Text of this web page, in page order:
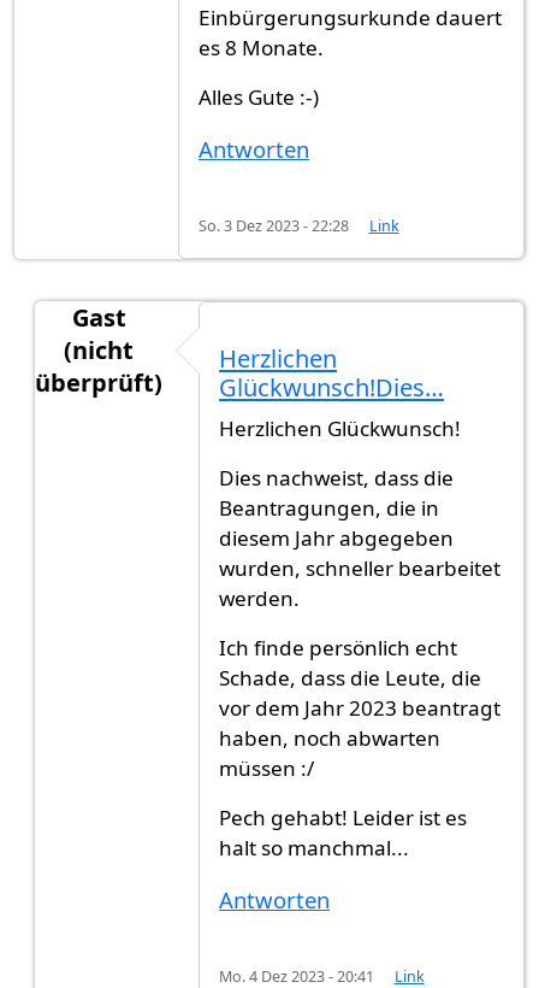
Einbürgerungsurkunde dauert
es 8 Monate.
Alles Gute :-)
Antworten
So. 3 Dez 2023 - 22:28 Link
Gast
(nicht
überprüft)
Herzlichen
Glückwunsch!Dies…
Herzlichen Glückwunsch!
Dies nachweist, dass die
Beantragungen, die in
diesem Jahr abgegeben
wurden, schneller bearbeitet
werden.
Ich finde persönlich echt
Schade, dass die Leute, die
vor dem Jahr 2023 beantragt
haben, noch abwarten
müssen :/
Pech gehabt! Leider ist es
halt so manchmal...
Antworten
Mo. 4 Dez 2023 - 20:41 Link